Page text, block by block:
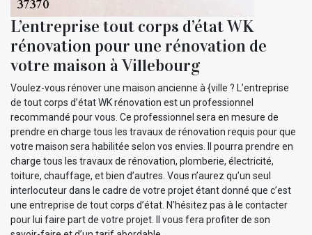
L’entreprise tout corps d’état WK
rénovation pour une rénovation de
votre maison à Villebourg
Voulez-vous rénover une maison ancienne à {ville ? L’entreprise
de tout corps d’état WK rénovation est un professionnel
recommandé pour vous. Ce professionnel sera en mesure de
prendre en charge tous les travaux de rénovation requis pour que
votre maison sera habilitée selon vos envies. Il pourra prendre en
charge tous les travaux de rénovation, plomberie, électricité,
toiture, chauffage, et bien d’autres. Vous n’aurez qu’un seul
interlocuteur dans le cadre de votre projet étant donné que c’est
une entreprise de tout corps d’état. N’hésitez pas à le contacter
pour lui faire part de votre projet. Il vous fera profiter de son